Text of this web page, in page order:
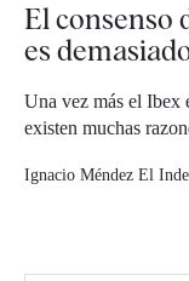
El consenso
es
Una vez más el Ibex
existen muchas
Ignacio Méndez El